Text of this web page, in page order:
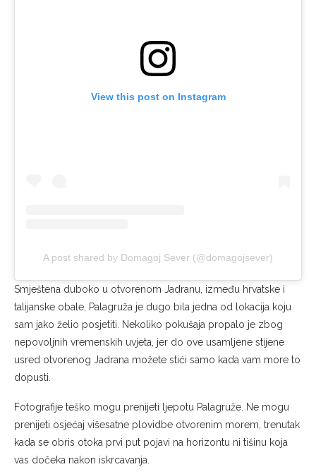
View this post on Instagram
A post shared by Domagoj Sever (@domagojsever)
Smještena duboko u otvorenom Jadranu, između hrvatske i
talijanske obale, Palagruža je dugo bila jedna od lokacija koju
sam jako želio posjetiti. Nekoliko pokušaja propalo je zbog
nepovoljnih vremenskih uvjeta, jer do ove usamljene stijene
usred otvorenog Jadrana možete stići samo kada vam more to
dopusti.
Fotografije teško mogu prenijeti ljepotu Palagruže. Ne mogu
prenijeti osjećaj višesatne plovidbe otvorenim morem, trenutak
kada se obris otoka prvi put pojavi na horizontu ni tišinu koja
vas dočeka nakon iskrcavanja.